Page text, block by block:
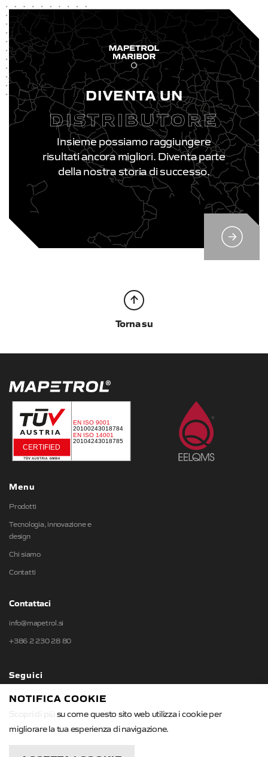
DIVENTA UN
DISTRIBUTORE
Insieme possiamo raggiungere
risultati ancora migliori. Diventa parte
della nostra storia di successo.
Torna su
Menu
Prodotti
Tecnologia, innovazione e
design
Chi siamo
Contatti
Contattaci
info@mapetrol.si
+386 2 230 28 80
Seguici
NOTIFICA COOKIE
su come questo sito web utilizza i cookie per
migliorare la tua esperienza di navigazione.